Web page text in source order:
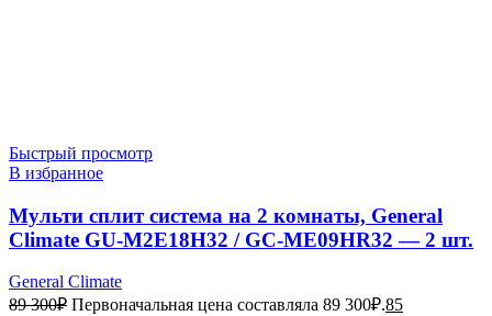
Быстрый просмотр
В избранное
Мульти сплит система на 2 комнаты, General
Climate GU-M2E18H32 / GC-ME09HR32 — 2 шт.
General Climate
89 300₽ Первоначальная цена составляла 89 300₽.85